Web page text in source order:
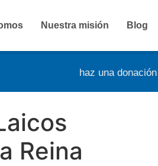
haz una donación
Nuestra misión Blog
Reina